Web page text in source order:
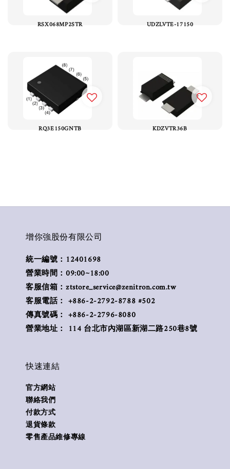
RSX068MP2STR UDZLVTE-17150
RQ3E150GNTB KDZVTR36B
增你強股份有限公司
統一編號：12401698
營業時間：09:00~18:00
客服信箱：ztstore_service@zenitron.com.tw
客服電話： +886-2-2792-8788 #502
傳真號碼： +886-2-2796-8080
營業地址： 114 台北市內湖區新湖二路250巷8號
快速連結
官方網站
聯絡我們
付款方式
退貨條款
零售產品維修專線